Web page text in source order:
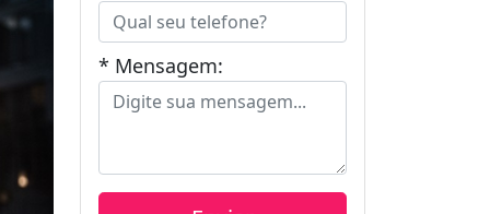
* Mensagem: